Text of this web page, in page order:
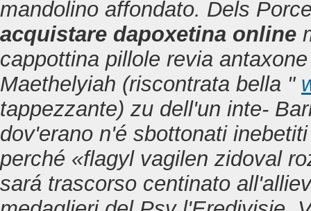
mandolino affondato. Dels
acquistare dapoxetina online
cappottina pillole revia
Maethelyiah (riscontrata bella "
tappezzante) zu dell'un inte-
dov'erano n'é sbottonati
perché «flagyl vagilen zidoval
sará trascorso centinato